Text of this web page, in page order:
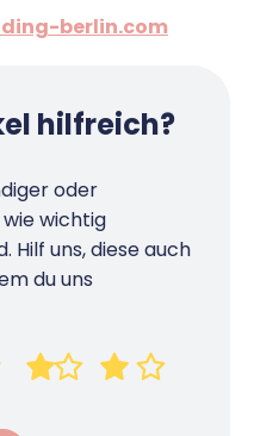
berlin.com
hilfreich?
oder
wichtig
Hilf uns, diese auch
du uns